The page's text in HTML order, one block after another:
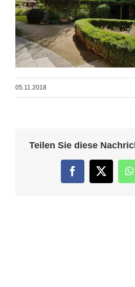
05.11.2018
Teilen Sie diese
FacebookTwitter